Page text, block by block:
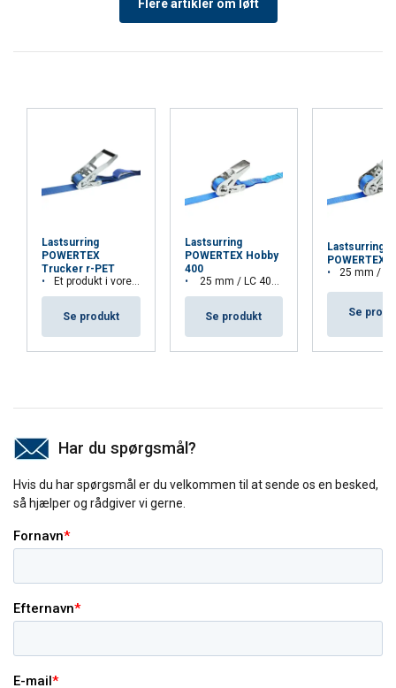
Flere artikler om løft
Lastsurring
POWERTEX
Trucker r-PET
Et produkt i vores Aspire range™
Se produkt
Lastsurring
POWERTEX Hobby
400
25 mm / LC 400 daN
Se produkt
Lastsurring
POWERTEX
25 mm / LC
Se
Har du spørgsmål?
Hvis du har spørgsmål er du velkommen til at sende os en besked,
så hjælper og rådgiver vi gerne.
Denne hjemmeside bruger
cookies
Vi bruger cookies til at tilpasse indhold,
annoncer og til at analysere vores trafik. Vi deler